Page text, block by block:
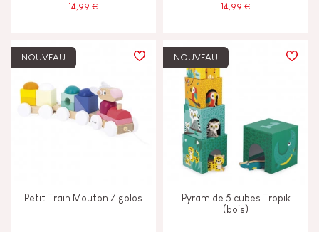
14,99 € 14,99 €
NOUVEAU
Petit Train Mouton Zigolos
NOUVEAU
Pyramide 5 cubes Tropik
(bois)